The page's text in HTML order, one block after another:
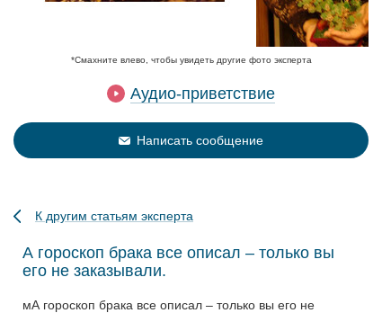
*Смахните влево, чтобы увидеть другие фото эксперта
Аудио-приветствие
Написать сообщение
К другим статьям эксперта
А гороскоп брака все описал – только вы
его не заказывали.
мА гороскоп брака все описал – только вы его не